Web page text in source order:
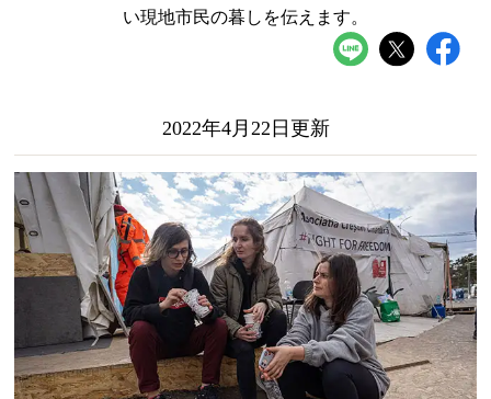
い現地市民の暮しを伝えます。
2022年4月22日更新